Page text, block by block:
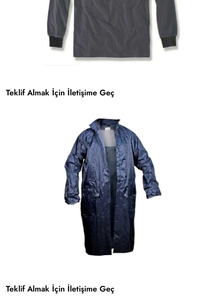
Teklif Almak İçin İletişime Geç
Teklif Almak İçin İletişime Geç